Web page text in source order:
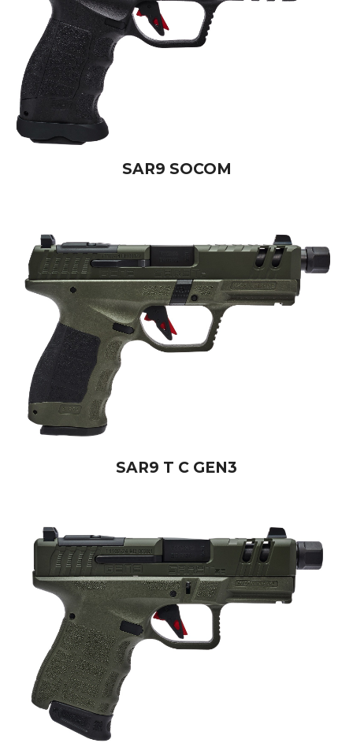
SAR9 SOCOM
SAR9 T C GEN3